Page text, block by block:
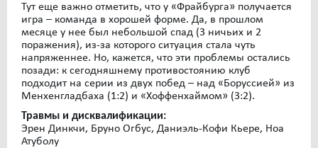
Тут еще важно отметить, что у «Фрайбурга» получается
игра – команда в хорошей форме. Да, в прошлом
месяце у нее был небольшой спад (3 ничьих и 2
поражения), из-за которого ситуация стала чуть
напряженнее. Но, кажется, что эти проблемы остались
позади: к сегодняшнему противостоянию клуб
подходит на серии из двух побед – над «Боруссией» из
Менхенгладбаха (1:2) и «Хоффенхаймом» (3:2).
Травмы и дисквалификации:
Эрен Динкчи, Бруно Огбус, Даниэль-Кофи Кьере, Ноа
Атуболу